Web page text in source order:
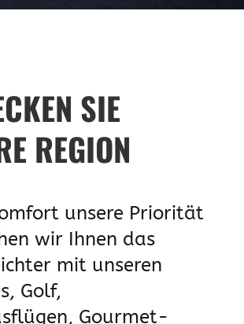
SIE
REGION
unsere Priorität
wir Ihnen das
mit unseren
Golf,
Gourmet-